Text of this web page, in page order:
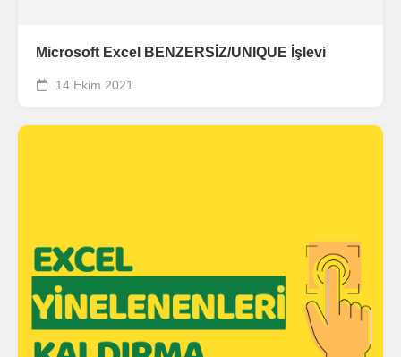
Microsoft Excel BENZERSİZ/UNIQUE İşlevi
14 Ekim 2021